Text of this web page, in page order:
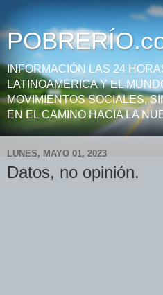
INFORMACIÓN LAS 24
LATINOAMÉRICA Y EL
MOVIMIENTOS SOCIALES,
EN EL CAMINO HACIA LA
LUNES, MAYO 01, 2023
Datos, no opinión.